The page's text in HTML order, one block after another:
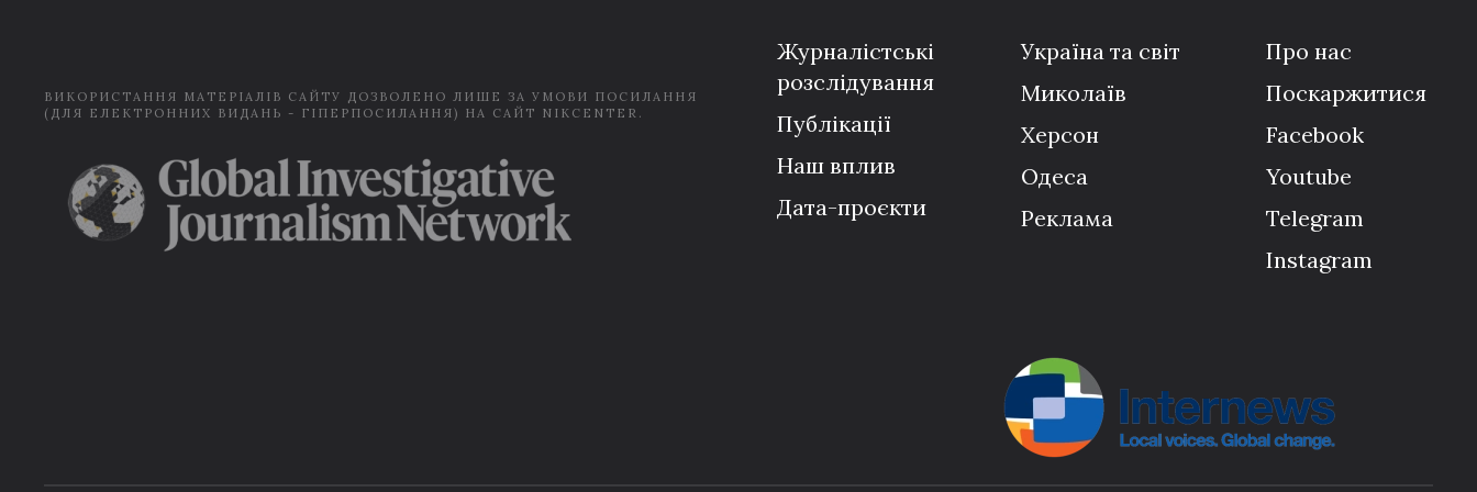
ВИКОРИСТАННЯ МАТЕРІАЛІВ САЙТУ ДОЗВОЛЕНО ЛИШЕ ЗА УМОВИ ПОСИЛАННЯ
(ДЛЯ ЕЛЕКТРОННИХ ВИДАНЬ - ГІПЕРПОСИЛАННЯ) НА САЙТ NIKCENTER.
Журналістські
розслідування
Публікації
Наш вплив
Дата-проєкти
Україна та світ
Миколаїв
Херсон
Одеса
Реклама
Про нас
Поскаржитися
Facebook
Youtube
Telegram
Instagram